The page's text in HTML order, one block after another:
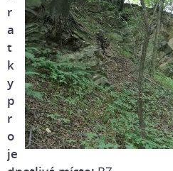
r
a
t
k
y
p
r
o
je